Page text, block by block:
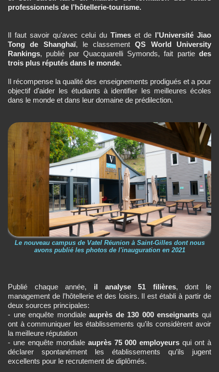
professionnels de l’hôtellerie-tourisme.
Il faut savoir qu'avec celui du Times et de l’Université Jiao
Tong de Shanghaï, le classementQS World University
Rankings, publié par Quacquarelli Symonds, fait partie des
trois plus réputés dans le monde.
Il récompense la qualité des enseignements prodigués et a pour
objectif d’aider les étudiants à identifier les meilleures écoles
dans le monde et dans leur domaine de prédilection.
Le nouveau campus de Vatel Réunion à Saint-Gilles dont nous
avons publié les photos de l'inauguration en 2021
Publié chaque année, il analyse 51 filières, dont le
management de l’hôtellerie et des loisirs. Il est établi à partir de
deux sources principales:
- une enquête mondialeauprès de 130 000 enseignantsqui
ont à communiquer les établissements qu’ils considèrent avoir
la meilleure réputation
- une enquête mondiale auprès 75 000 employeurs qui ont à
déclarer spontanément les établissements qu’ils jugent
excellents pour le recrutement de diplômés.